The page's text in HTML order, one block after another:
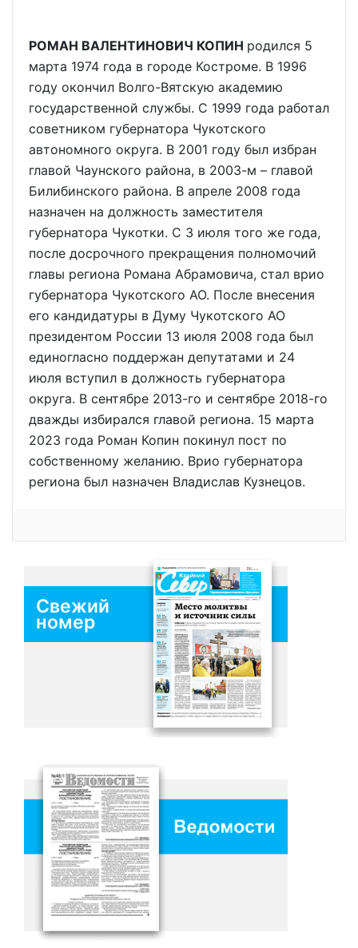
РОМАН ВАЛЕНТИНОВИЧ КОПИН родился 5
марта 1974 года в городе Костроме. В 1996
году окончил Волго-Вятскую академию
государственной службы. С 1999 года работал
советником губернатора Чукотского
автономного округа. В 2001 году был избран
главой Чаунского района, в 2003-м – главой
Билибинского района. В апреле 2008 года
назначен на должность заместителя
губернатора Чукотки. С 3 июля того же года,
после досрочного прекращения полномочий
главы региона Романа Абрамовича, стал врио
губернатора Чукотского АО. После внесения
его кандидатуры в Думу Чукотского АО
президентом России 13 июля 2008 года был
единогласно поддержан депутатами и 24
июля вступил в должность губернатора
округа. В сентябре 2013-го и сентябре 2018-го
дважды избирался главой региона. 15 марта
2023 года Роман Копин покинул пост по
собственному желанию. Врио губернатора
региона был назначен Владислав Кузнецов.
Свежий
номер